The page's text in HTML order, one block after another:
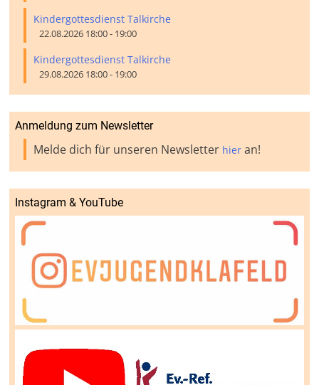
Kindergottesdienst Talkirche
22.08.2026 18:00 - 19:00
Kindergottesdienst Talkirche
29.08.2026 18:00 - 19:00
Anmeldung zum Newsletter
Melde dich für unseren Newsletter hier an!
Instagram & YouTube